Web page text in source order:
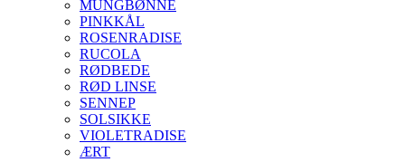
MUNGBØNNE
PINKKÅL
ROSENRADISE
RUCOLA
RØDBEDE
RØD LINSE
SENNEP
SOLSIKKE
VIOLETRADISE
ÆRT